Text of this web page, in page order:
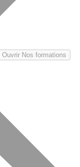
Ouvrir Nos formations